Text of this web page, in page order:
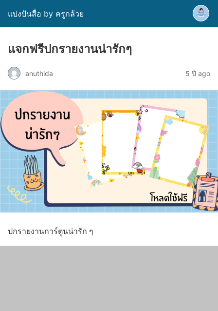
แบ่งปันสื่อ by ครูกล้วย
แจกฟรีปกรายงานน่ารักๆ
anuthida 5 ปี ago
ปกรายงานการ์ตูนน่ารัก ๆ